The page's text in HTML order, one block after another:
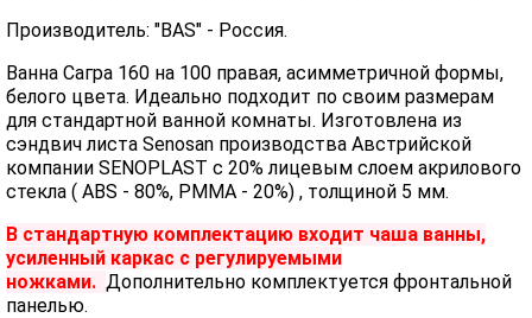
Производитель: "BAS" - Россия.
Ванна Сагра 160 на 100 правая, асимметричной формы,
белого цвета. Идеально подходит по своим размерам
для стандартной ванной комнаты. Изготовлена из
сэндвич листа Senosan производства Австрийской
компании SENOPLAST c 20% лицевым слоем акрилового
стекла ( ABS - 80%, PMMA - 20%) , толщиной 5 мм.
В стандартную комплектацию входит чаша ванны,
усиленный каркас с регулируемыми
ножками. Дополнительно комплектуется фронтальной
панелью.